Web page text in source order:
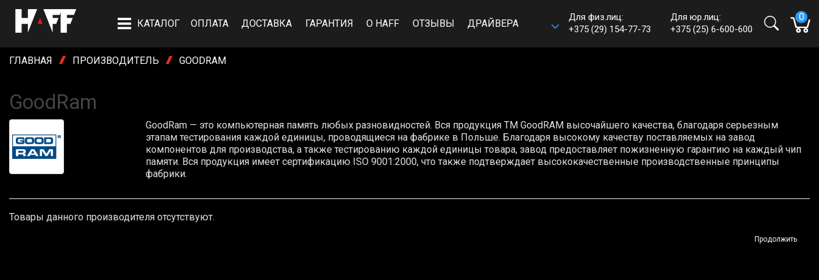
КАТАЛОГ ОПЛАТА ДОСТАВКА ГАРАНТИЯ О HAFF ОТЗЫВЫ ДРАЙВЕРА
Для физ.лиц:
+375 (29) 154-77-73
e-mail:shop@haff.by
Для юр.лиц:
+375 (25) 6-600-600
0
ГЛАВНАЯ ПРОИЗВОДИТЕЛЬ GOODRAM
GoodRam
GoodRam — это компьютерная память любых разновидностей. Вся продукция ТМ GoodRAM высочайшего качества, благодаря серьезным
этапам тестирования каждой единицы, проводящиеся на фабрике в Польше. Благодаря высокому качеству поставляемых на завод
компонентов для производства, а также тестированию каждой единицы товара, завод предоставляет пожизненную гарантию на каждый чип
памяти. Вся продукция имеет сертификацию ISO 9001:2000, что также подтверждает высококачественные производственные принципы
фабрики.
Товары данного производителя отсутствуют.
Продолжить